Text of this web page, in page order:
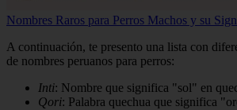
Nombres Raros para Perros Machos y su
A continuación, te presento una lista con
de nombres peruanos para perros:
Inti: Nombre que significa "sol" en
Qori: Palabra quechua que significa